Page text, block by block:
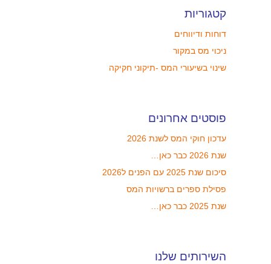
קטגוריות
דוחות ודיווחים
ניכוי מס במקור
שינוי בשיעורי המס -תיקוני חקיקה
פוסטים אחרונים
עדכון חוקי המס לשנת 2026
שנת 2026 כבר כאן…
סיכום שנת 2025 עם הפנים ל2026
פסילת ספרים ברשויות המס
שנת 2025 כבר כאן…
השירותים שלנו